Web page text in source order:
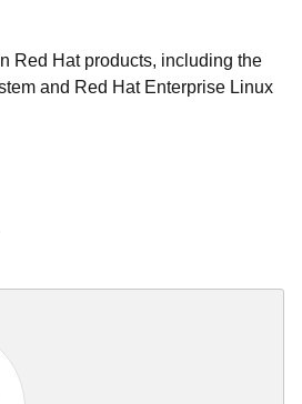
Red Hat products, including the
and Red Hat Enterprise Linux